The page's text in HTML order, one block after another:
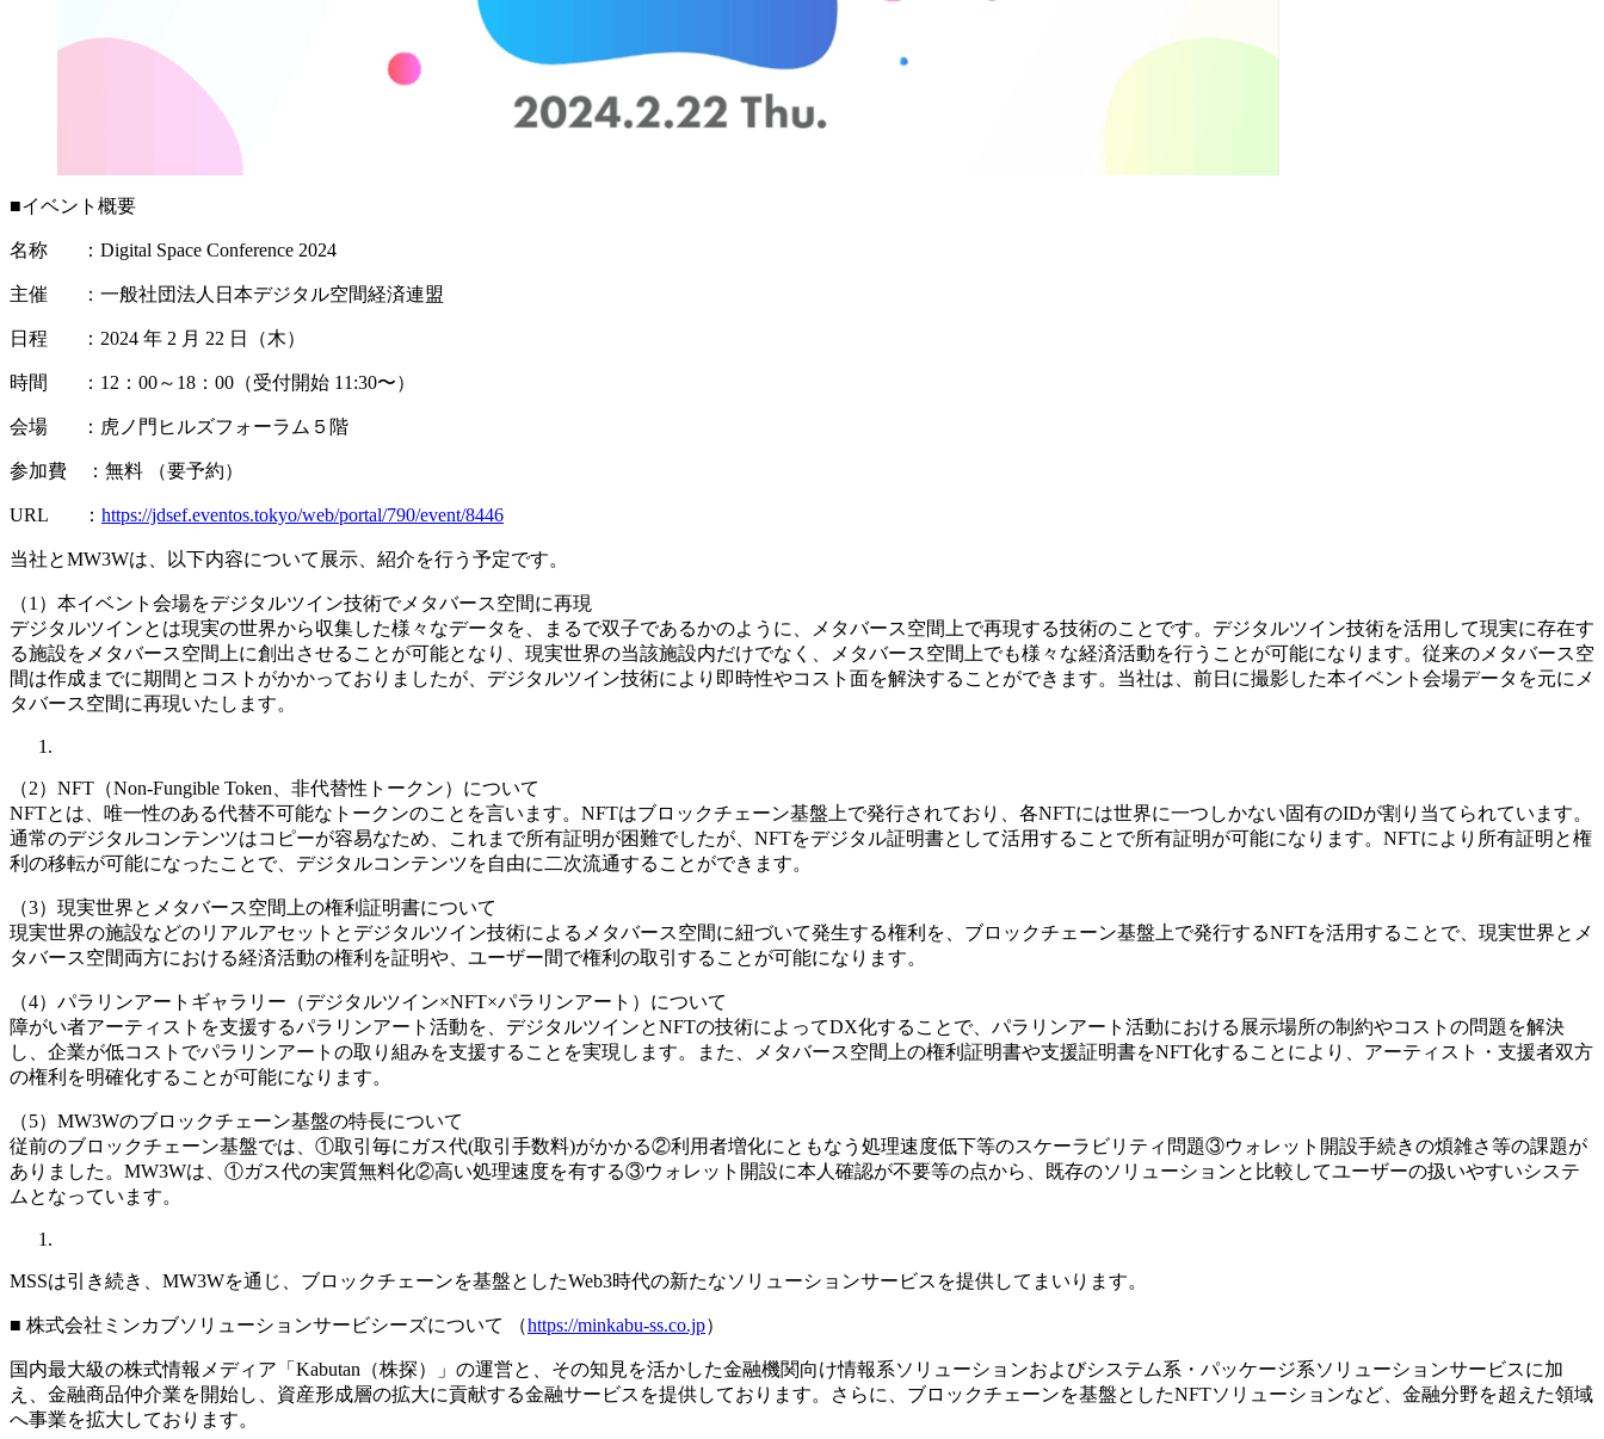
■イベント概要
名称 ：Digital Space Conference 2024
主催 ：一般社団法人日本デジタル空間経済連盟
日程 ：2024 年 2 月 22 日（木）
時間 ：12：00～18：00（受付開始 11:30〜）
会場 ：虎ノ門ヒルズフォーラム５階
参加費 ：無料 （要予約）
URL ： https://jdsef.eventos.tokyo/web/portal/790/event/8446
当社とMW3Wは、以下内容について展示、紹介を行う予定です。
（1）本イベント会場をデジタルツイン技術でメタバース空間に再現
デジタルツインとは現実の世界から収集した様々なデータを、まるで双子であるかのように、メタバース空間上で再現する技術のことです。デジタルツイン技術を活用して現実に存在す
る施設をメタバース空間上に創出させることが可能となり、現実世界の当該施設内だけでなく、メタバース空間上でも様々な経済活動を行うことが可能になります。従来のメタバース空
間は作成までに期間とコストがかかっておりましたが、デジタルツイン技術により即時性やコスト面を解決することができます。当社は、前日に撮影した本イベント会場データを元にメ
タバース空間に再現いたします。
（2）NFT（Non-Fungible Token、非代替性トークン）について
NFTとは、唯一性のある代替不可能なトークンのことを言います。NFTはブロックチェーン基盤上で発行されており、各NFTには世界に一つしかない固有のIDが割り当てられています。
通常のデジタルコンテンツはコピーが容易なため、これまで所有証明が困難でしたが、NFTをデジタル証明書として活用することで所有証明が可能になります。NFTにより所有証明と権
利の移転が可能になったことで、デジタルコンテンツを自由に二次流通することができます。
（3）現実世界とメタバース空間上の権利証明書について
現実世界の施設などのリアルアセットとデジタルツイン技術によるメタバース空間に紐づいて発生する権利を、ブロックチェーン基盤上で発行するNFTを活用することで、現実世界とメ
タバース空間両方における経済活動の権利を証明や、ユーザー間で権利の取引することが可能になります。
（4）パラリンアートギャラリー（デジタルツイン×NFT×パラリンアート）について
障がい者アーティストを支援するパラリンアート活動を、デジタルツインとNFTの技術によってDX化することで、パラリンアート活動における展示場所の制約やコストの問題を解決
し、企業が低コストでパラリンアートの取り組みを支援することを実現します。また、メタバース空間上の権利証明書や支援証明書をNFT化することにより、アーティスト・支援者双方
の権利を明確化することが可能になります。
（5）MW3Wのブロックチェーン基盤の特長について
従前のブロックチェーン基盤では、①取引毎にガス代(取引手数料)がかかる②利用者増化にともなう処理速度低下等のスケーラビリティ問題③ウォレット開設手続きの煩雑さ等の課題が
ありました。MW3Wは、①ガス代の実質無料化②高い処理速度を有する③ウォレット開設に本人確認が不要等の点から、既存のソリューションと比較してユーザーの扱いやすいシステ
ムとなっています。
MSSは引き続き、MW3Wを通じ、ブロックチェーンを基盤としたWeb3時代の新たなソリューションサービスを提供してまいります。
■ 株式会社ミンカブソリューションサービシーズについて （https://minkabu-ss.co.jp）
国内最大級の株式情報メディア「Kabutan（株探）」の運営と、その知見を活かした金融機関向け情報系ソリューションおよびシステム系・パッケージ系ソリューションサービスに加
え、金融商品仲介業を開始し、資産形成層の拡大に貢献する金融サービスを提供しております。さらに、ブロックチェーンを基盤としたNFTソリューションなど、金融分野を超えた領域
へ事業を拡大しております。